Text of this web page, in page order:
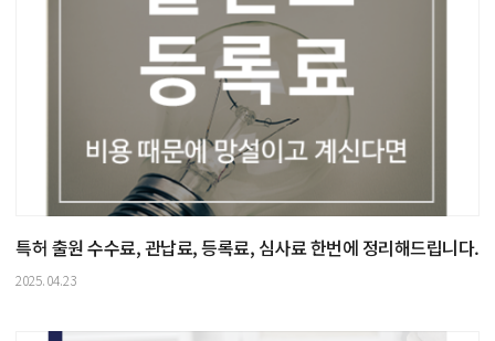
특허 출원 수수료, 관납료, 등록료, 심사료 한번에 정리해드립니다.
2025.04.23